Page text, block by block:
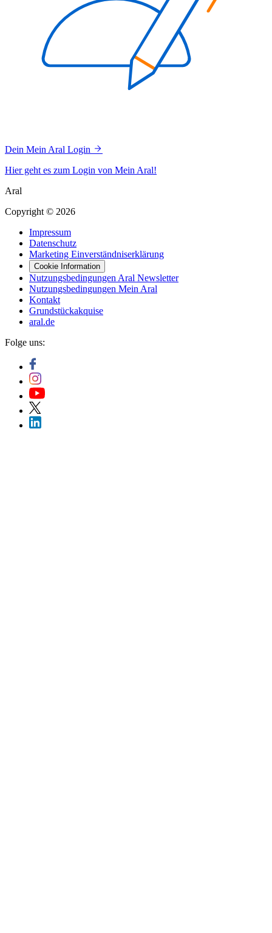
Dein Mein Aral Login
Hier geht es zum Login von Mein Aral!
Aral
Copyright © 2026
Impressum
Datenschutz
Marketing Einverständniserklärung
Cookie Information
Nutzungsbedingungen Aral Newsletter
Nutzungsbedingungen Mein Aral
Kontakt
Grundstückakquise
aral.de
Folge uns: